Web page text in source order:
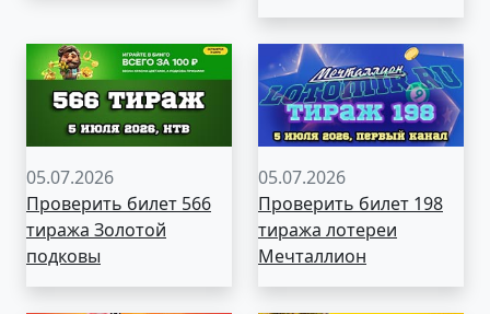
05.07.2026
Проверить билет 566
тиража Золотой
подковы
05.07.2026
Проверить билет 198
тиража лотереи
Мечталлион